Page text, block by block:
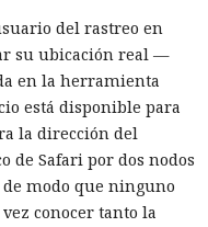
del rastreo en
su ubicación real —
en la herramienta
está disponible para
la dirección del
de Safari por dos nodos
modo que ninguno
conocer tanto la